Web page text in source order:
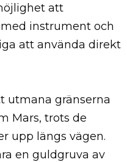
att
instrument och
att använda direkt
utmana gränserna
Mars, trots de
upp längs vägen.
en guldgruva av